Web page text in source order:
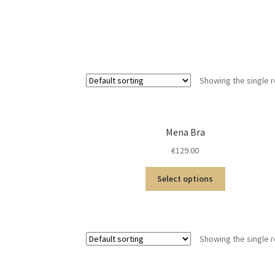
Showing the single
Mena Bra
€129.00
Select options
Showing the single